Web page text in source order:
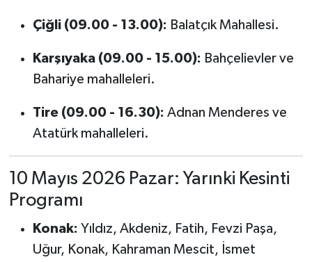
Çiğli (09.00 - 13.00): Balatçık Mahallesi.
Karşıyaka (09.00 - 15.00): Bahçelievler ve
Bahariye mahalleleri.
Tire (09.00 - 16.30): Adnan Menderes ve
Atatürk mahalleleri.
10 Mayıs 2026 Pazar: Yarınki Kesinti
Programı
Konak: Yıldız, Akdeniz, Fatih, Fevzi Paşa,
Uğur, Konak, Kahraman Mescit, İsmet